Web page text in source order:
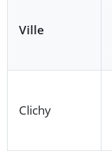
Ville
Clichy